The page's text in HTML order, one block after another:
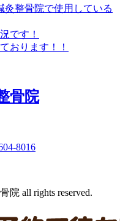
灸整骨院で使用している
です！
おります！！
all rights reserved.